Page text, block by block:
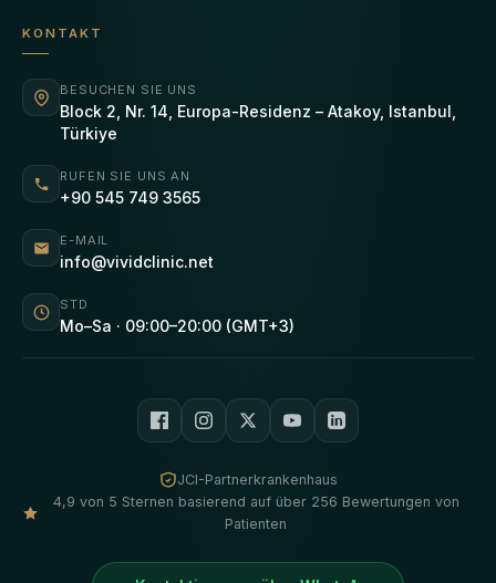
KONTAKT
BESUCHEN SIE UNS
Block 2, Nr. 14, Europa-Residenz – Atakoy, Istanbul,
Türkiye
RUFEN SIE UNS AN
+90 545 749 3565
E-MAIL
info@vividclinic.net
STD
Mo–Sa · 09:00–20:00 (GMT+3)
JCI-Partnerkrankenhaus
4,9 von 5 Sternen basierend auf über 256 Bewertungen von
Patienten